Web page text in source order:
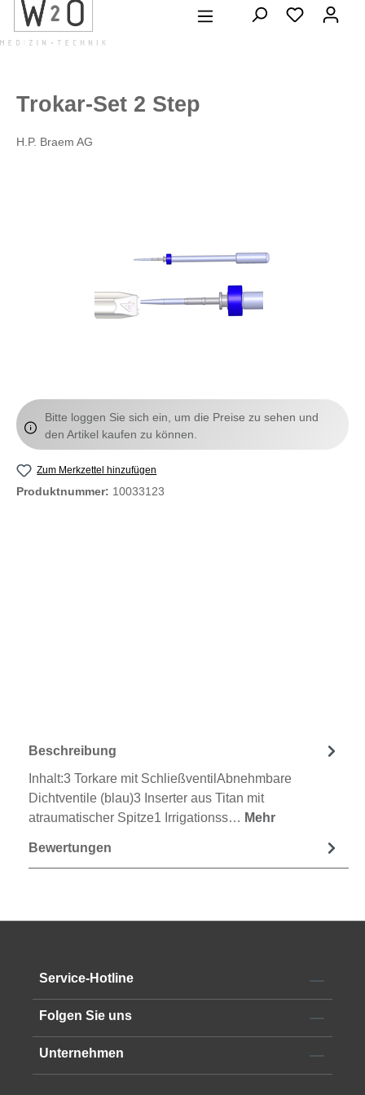
springen
Trokar-Set 2 Step
H.P. Braem AG
Bitte loggen Sie sich ein, um die Preise zu sehen und
den Artikel kaufen zu können.
Zum Merkzettel hinzufügen
Produktnummer: 10033123
Beschreibung
Inhalt:3 Torkare mit SchließventilAbnehmbare
Dichtventile (blau)3 Inserter aus Titan mit
atraumatischer Spitze1 Irrigationss… Mehr
Bewertungen
Service-Hotline
Folgen Sie uns
Unternehmen